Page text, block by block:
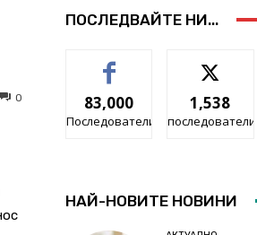
0
ПОСЛЕДВАЙТЕ НИ...
83,000
Последователи
1,538
последователи
НАЙ-НОВИТЕ НОВИНИ